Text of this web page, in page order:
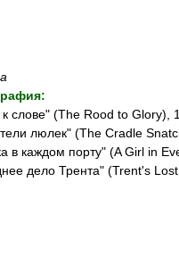
слове" (The Rood to Glory),
люлек" (The Cradle
в каждом порту" (A Girl in
дело Трента" (Trent's